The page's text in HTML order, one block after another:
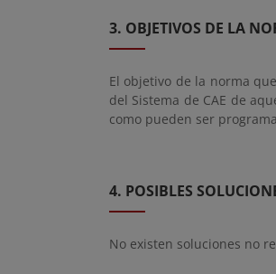
3. OBJETIVOS DE LA
El objetivo de la norma
del Sistema de CAE de
como pueden ser
4. POSIBLES
No existen soluciones no